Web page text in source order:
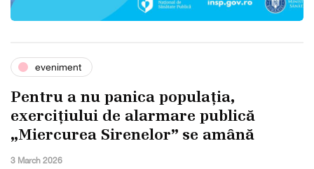
eveniment
Pentru a nu panica populația,
exercițiului de alarmare publică
„Miercurea Sirenelor” se amână
3 March 2026